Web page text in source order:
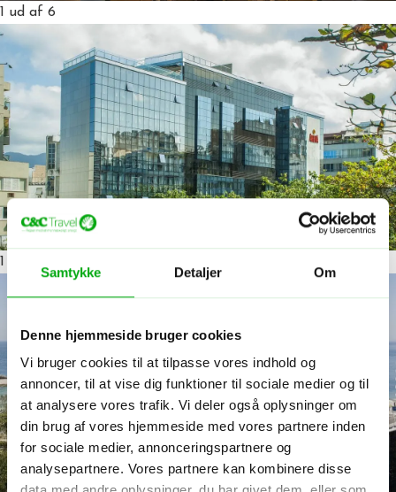
Samtykke Detaljer Om
Denne hjemmeside bruger cookies
Vi bruger cookies til at tilpasse vores indhold og
annoncer, til at vise dig funktioner til sociale medier og til
at analysere vores trafik. Vi deler også oplysninger om
din brug af vores hjemmeside med vores partnere inden
for sociale medier, annonceringspartnere og
analysepartnere. Vores partnere kan kombinere disse
1 ud af 6
1